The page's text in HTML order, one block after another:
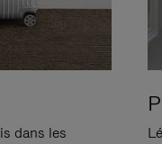
dans les